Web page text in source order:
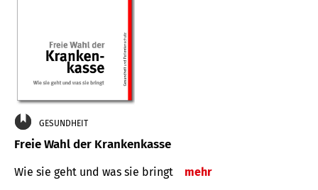
GESUNDHEIT
Freie Wahl der Krankenkasse
Wie sie geht und was sie bringt mehr